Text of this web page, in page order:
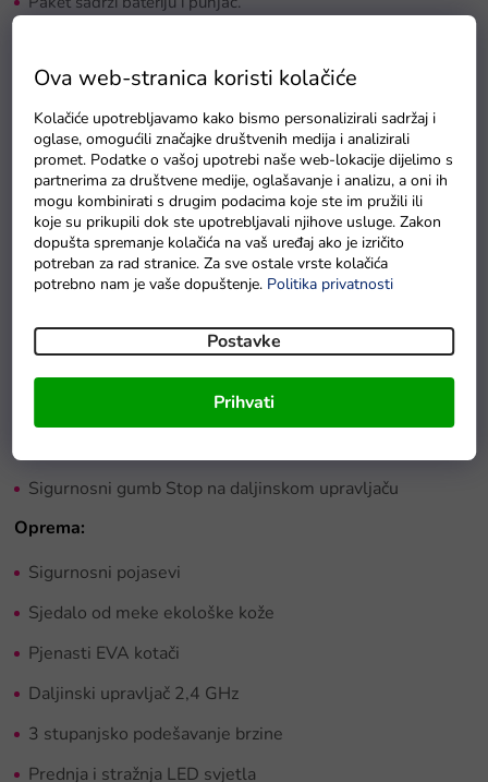
Ova web-stranica koristi kolačiće
Kolačiće upotrebljavamo kako bismo personalizirali sadržaj i
oglase, omogućili značajke društvenih medija i analizirali
promet. Podatke o vašoj upotrebi naše web-lokacije dijelimo s
partnerima za društvene medije, oglašavanje i analizu, a oni ih
mogu kombinirati s drugim podacima koje ste im pružili ili
koje su prikupili dok ste upotrebljavali njihove usluge. Zakon
dopušta spremanje kolačića na vaš uređaj ako je izričito
potreban za rad stranice. Za sve ostale vrste kolačića
potrebno nam je vaše dopuštenje. Politika privatnosti
Postavke
Prihvati
Snaga 2x45W
Baterija 12V 7Ah
3 brzine na daljinskom upravljaču
Dimenzije vozila 101 x 62 x 51 cm
Brzina 3-5 km/h
Težina vozila 13,5 kg
Maksimalna nosivost 25 kg
Sigurnosni gumb Stop na daljinskom upravljaču
Oprema:
Sigurnosni pojasevi
Sjedalo od meke ekološke kože
Pjenasti EVA kotači
Daljinski upravljač 2,4 GHz
3 stupanjsko podešavanje brzine
Prednja i stražnja LED svjetla